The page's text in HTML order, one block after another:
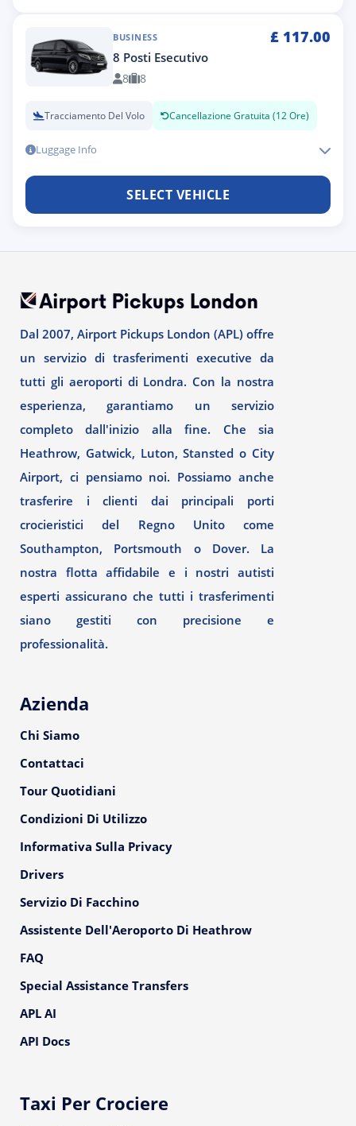
BUSINESS £ 117.00
8 Posti Esecutivo
8 8
Tracciamento Del Volo Cancellazione Gratuita (12 Ore)
Luggage Info
SELECT VEHICLE
Dal 2007, Airport Pickups London (APL) offre
un servizio di trasferimenti executive da
tutti gli aeroporti di Londra. Con la nostra
esperienza, garantiamo un servizio
completo dall'inizio alla fine. Che sia
Heathrow, Gatwick, Luton, Stansted o City
Airport, ci pensiamo noi. Possiamo anche
trasferire i clienti dai principali porti
crocieristici del Regno Unito come
Southampton, Portsmouth o Dover. La
nostra flotta affidabile e i nostri autisti
esperti assicurano che tutti i trasferimenti
siano gestiti con precisione e
professionalità.
Azienda
Chi Siamo
Contattaci
Tour Quotidiani
Condizioni Di Utilizzo
Informativa Sulla Privacy
Drivers
Servizio Di Facchino
Assistente Dell'Aeroporto Di Heathrow
FAQ
Special Assistance Transfers
APL AI
API Docs
Taxi Per Crociere